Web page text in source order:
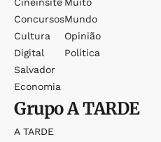
Cineinsite
Concursos
Cultura
Digital
Salvador
Economia
Muito
Mundo
Opinião
Política
GrupoA TARDE
A TARDE